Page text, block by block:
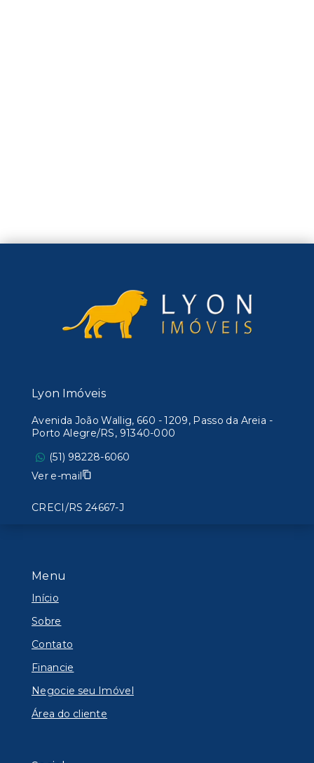
Menu
Início
Sobre
Contato
Financie
Negocie seu Imóvel
Área do cliente
Lyon Imóveis
Avenida João Wallig, 660 - 1209, Passo da Areia -
Porto Alegre/RS, 91340-000
(51) 98228-6060
Ver e-mail
CRECI/RS 24667-J